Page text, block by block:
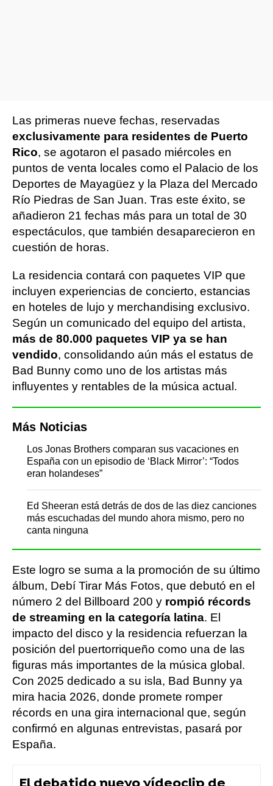
Las primeras nueve fechas, reservadas
exclusivamente para residentes de Puerto
Rico, se agotaron el pasado miércoles en
puntos de venta locales como el Palacio de los
Deportes de Mayagüez y la Plaza del Mercado
Río Piedras de San Juan. Tras este éxito, se
añadieron 21 fechas más para un total de 30
espectáculos, que también desaparecieron en
cuestión de horas.
La residencia contará con paquetes VIP que
incluyen experiencias de concierto, estancias
en hoteles de lujo y merchandising exclusivo.
Según un comunicado del equipo del artista,
más de 80.000 paquetes VIP ya se han
vendido, consolidando aún más el estatus de
Bad Bunny como uno de los artistas más
influyentes y rentables de la música actual.
Más Noticias
Los Jonas Brothers comparan sus vacaciones en
España con un episodio de ‘Black Mirror’: “Todos
eran holandeses”
Ed Sheeran está detrás de dos de las diez canciones
más escuchadas del mundo ahora mismo, pero no
canta ninguna
Este logro se suma a la promoción de su último
álbum, Debí Tirar Más Fotos, que debutó en el
número 2 del Billboard 200 y rompió récords
de streaming en la categoría latina. El
impacto del disco y la residencia refuerzan la
posición del puertorriqueño como una de las
figuras más importantes de la música global.
Con 2025 dedicado a su isla, Bad Bunny ya
mira hacia 2026, donde promete romper
récords en una gira internacional que, según
confirmó en algunas entrevistas, pasará por
España.